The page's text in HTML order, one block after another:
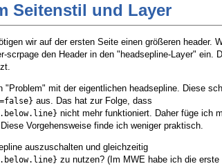
Seitenstil und Layer
wir auf der ersten Seite einen größeren header.
den Header in den "headsepline-Layer" ein.
"Problem" mit der eigentlichen headsepline. Diese
aus. Das hat zur Folge, dass
nicht mehr funktioniert. Daher füge ich
Vorgehensweise finde ich weniger praktisch.
auszuschalten und gleichzeitig
zu nutzen? (Im MWE habe ich die erste